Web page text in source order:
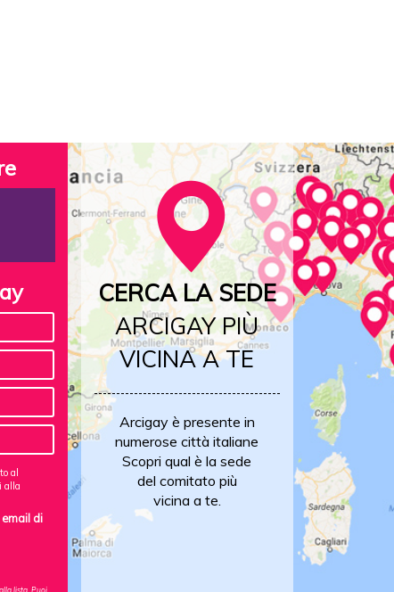
al
alla
di
lista. Puoi
CERCA LA SEDE
ARCIGAY PIÙ
VICINA A TE
Arcigay è presente in
numerose città italiane
Scopri qual è la sede
del comitato più
vicina a te.